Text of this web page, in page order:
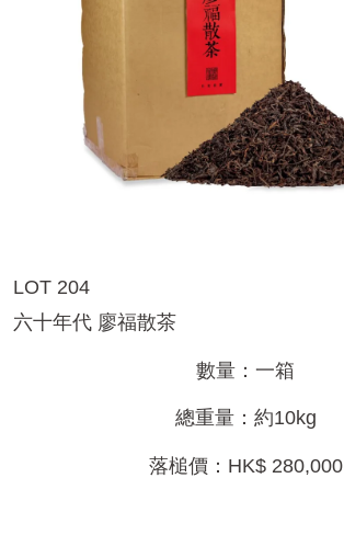
LOT 204
六十年代 廖福散茶
數量：一箱
總重量：約10kg
落槌價：HK$ 280,000